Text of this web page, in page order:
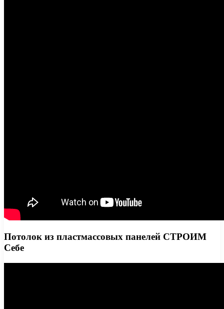
Потолок из пластмассовых панелей СТРОИМ
Себе